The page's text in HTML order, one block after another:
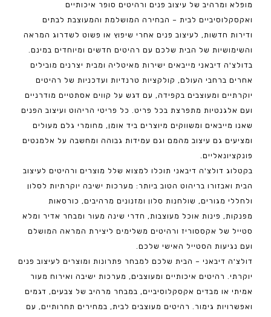
מופלא ומרהיב של עיצוב פנים ורהיטים סופר איכותיים
ואקסקלוסיביים לבית – הבחירה המושלמת והמעוצבת לבתים
ודירות חדשות, לעיצוב פנים אחרי שיפוץ או פשוט לשדרוג המראה
והשימושיות של הבית שלכם עם רהיטים חדשים ומיוחדים במינם.
בדולצ'ה דיבאני מייבאים ישירות מאיטליה ומבית יצרנים מובילים
אחרים ברחבי העולם, קולקציות טרנדיות ועדכניות של רהיטים
יוקרתיים ומעוצבים בקפידה, עם דגש על קווים אסתטיים מודרניים
ועם אלגנטיות מתפרצת בכל פריט. כל פריטי הריהוט ועיצוב הפנים
שאנו מייבאים ומשווקים מיוצרים ביד אומן, מחומרי גלם מעולים
ומציעים גם עיצוב מהמם וגם עמידות גבוהה ומחשבה על אלמנטים
פונקציונאליים.
בקטלוג דולצ'ה דיבאני תוכלו למצוא שלל מוצרים ורהיטים לעיצוב
הבית ואבזורו בריהוט הטוב ביותר: מערכות ישיבה יוקרתיות לסלון
ולחללי מגורים, שולחנות סלון ומזנונים מרהיבים, כורסאות
מפנקות, פינות אוכל מעוצבות, חדרי שינה מעור ומבחר אדיר ומלא
סטייל של אקססוריז ורהיטים משלימים ליצירת המראה המושלם
ועם נגיעות הסטייל האישי שלכם.
דולצ'ה דיבאני – הבית שלכם למבחר פתרונות ומוצרים לעיצוב פנים
יוקרתי. רהיטים איכותיים ומעוצבים, מערכות ישיבה ואירוח מעור
אמיתי או מבדים אקסקלוסיביים, במבחר מרהיב של צבעים, דגמים
ואפשרויות גימור. רהיטים מעוצבים לבית, במחירים תחרותיים, עם